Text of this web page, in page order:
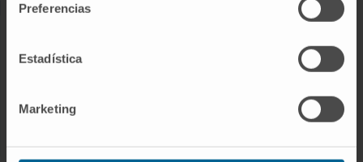
Preferencias
Estadística
Marketing
Área de investigación
Servicios de apoyo a la investigación